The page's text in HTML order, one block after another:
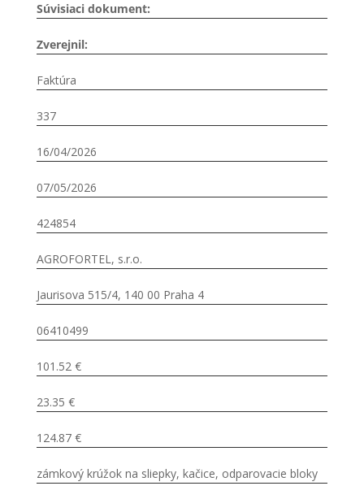
Súvisiaci dokument:
Zverejnil:
Faktúra
337
16/04/2026
07/05/2026
424854
AGROFORTEL, s.r.o.
Jaurisova 515/4, 140 00 Praha 4
06410499
101.52 €
23.35 €
124.87 €
zámkový krúžok na sliepky, kačice, odparovacie bloky